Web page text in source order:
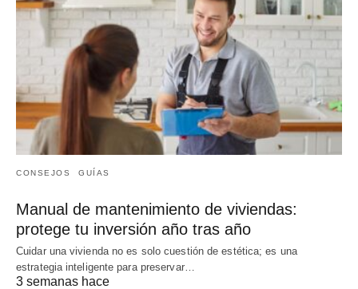
CONSEJOS GUÍAS
Manual de mantenimiento de viviendas:
protege tu inversión año tras año
Cuidar una vivienda no es solo cuestión de estética; es una
estrategia inteligente para preservar…
3 semanas hace